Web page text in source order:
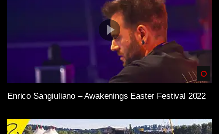
Enrico Sangiuliano – Awakenings Easter Festival 2022